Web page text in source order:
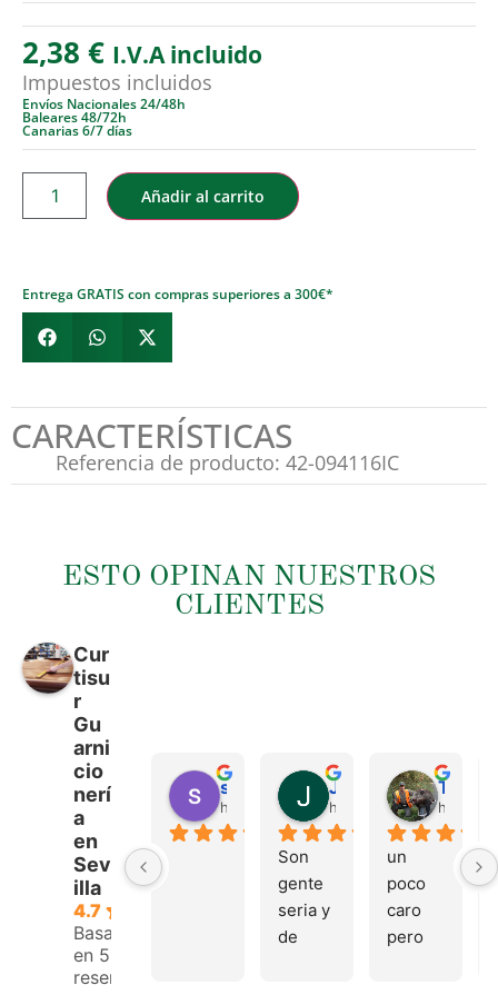
2,38 € I.V.A incluido
Impuestos incluidos
Envíos Nacionales 24/48h
Baleares 48/72h
Canarias 6/7 días
Añadir al carrito
Entrega GRATIS con compras superiores a 300€*
CARACTERÍSTICAS
Referencia de producto: 42-094116IC
ESTO OPINAN NUESTROS
CLIENTES
Cur
tisu
r
Gu
arni
cio
nerí
a
en
Sev
illa
4.7
Basado
en 53
reseñas.
hace 4 meses hace 4 meses
Son
gente
seria y
de
hace 4
un
poco
caro
pero